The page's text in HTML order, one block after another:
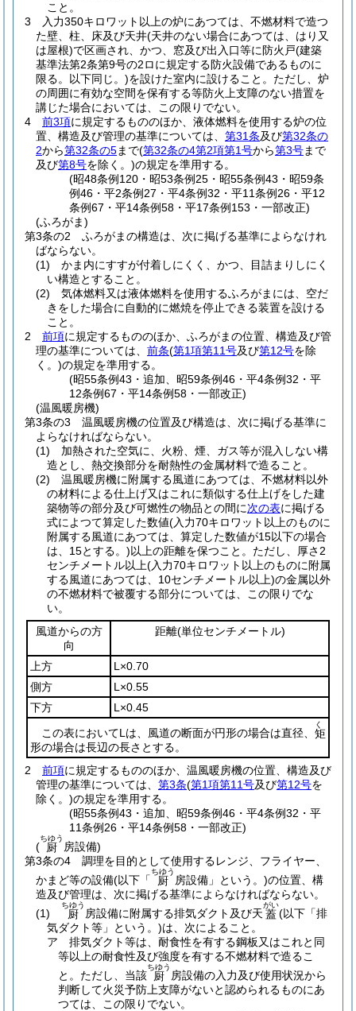
こと。
3
入力350キロワット以上の炉にあつては、不燃材料で造つ
た壁、柱、床及び天井(天井のない場合にあつては、はり又
は屋根)で区画され、かつ、窓及び出入口等に防火戸(建築
基準法第2条第9号の2ロに規定する防火設備であるものに
限る。以下同じ。)を設けた室内に設けること。 ただし、炉
の周囲に有効な空間を保有する等防火上支障のない措置を
講じた場合においては、この限りでない。
4
前3項に規定するもののほか、液体燃料を使用する炉の位
置、構造及び管理の基準については、 第31条及び第32条の
2から第32条の5まで(第32条の4第2項第1号から第3号まで
及び第8号を除く。)の規定を準用する。
(昭48条例120・昭53条例25・昭55条例43・昭59条
例46・平2条例27・平4条例32・平11条例26・平12
条例67・平14条例58・平17条例153・一部改正)
(ふろがま)
第3条の2
ふろがまの構造は、次に掲げる基準によらなけれ
ばならない。
(1)
かま内にすすが付着しにくく、かつ、目詰まりしにく
い構造とすること。
(2)
気体燃料又は液体燃料を使用するふろがまには、空だ
きをした場合に自動的に燃焼を停止できる装置を設ける
こと。
2
前項に規定するもののほか、ふろがまの位置、構造及び管
理の基準については、 前条(第1項第11号及び第12号を除
く。)の規定を準用する。
(昭55条例43・追加、昭59条例46・平4条例32・平
12条例67・平14条例58・一部改正)
(温風暖房機)
第3条の3
温風暖房機の位置及び構造は、次に掲げる基準に
よらなければならない。
(1)
加熱された空気に、火粉、煙、ガス等が混入しない構
造とし、熱交換部分を耐熱性の金属材料で造ること。
(2)
温風暖房機に附属する風道にあつては、不燃材料以外
の材料による仕上げ又はこれに類似する仕上げをした建
築物等の部分及び可燃性の物品との間に次の表に掲げる
式によつて算定した数値(入力70キロワット以上のものに
附属する風道にあつては、算定した数値が15以下の場合
は、15とする。)以上の距離を保つこと。 ただし、厚さ2
センチメートル以上(入力70キロワット以上のものに附属
する風道にあつては、10センチメートル以上)の金属以外
の不燃材料で被覆する部分については、この限りでな
い。
風道からの方
向
距離(単位センチメートル)
上方
L×0.70
側方
L×0.55
下方
L×0.45
この表においてLは、風道の断面が円形の場合は直径、 矩
く
形の場合は長辺の長さとする。
2
前項に規定するもののほか、温風暖房機の位置、構造及び
管理の基準については、 第3条(第1項第11号及び第12号を
除く。)の規定を準用する。
(昭55条例43・追加、昭59条例46・平4条例32・平
11条例26・平14条例58・一部改正)
(
厨
ちゆう
房設備)
第3条の4
調理を目的として使用するレンジ、フライヤー、
かまど等の設備(以下「 厨
ちゆう
房設備」という。)の位置、構
造及び管理は、次に掲げる基準によらなければならない。
(1)
厨
ちゆう
房設備に附属する排気ダクト及び天 蓋
がい
(以下「排
気ダクト等」という。)は、次によること。
ア
排気ダクト等は、耐食性を有する鋼板又はこれと同
等以上の耐食性及び強度を有する不燃材料で造るこ
と。 ただし、当該 厨
ちゆう
房設備の入力及び使用状況から
判断して火災予防上支障がないと認められるものにあ
つては、この限りでない。